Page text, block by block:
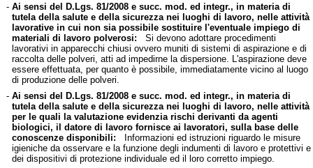
- Ai sensi del D.Lgs. 81/2008 e succ. mod. ed integr., in materia di
tutela della salute e della sicurezza nei luoghi di lavoro, nelle attività
lavorative in cui non sia possibile sostituire l'eventuale impiego di
materiali di lavoro polverosi: Si devono adottare procedimenti
lavorativi in apparecchi chiusi ovvero muniti di sistemi di aspirazione e di
raccolta delle polveri, atti ad impedirne la dispersione. L'aspirazione deve
essere effettuata, per quanto è possibile, immediatamente vicino al luogo
di produzione delle polveri.
- Ai sensi del D.Lgs. 81/2008 e succ. mod. ed integr., in materia di
tutela della salute e della sicurezza nei luoghi di lavoro, nelle attività
per le quali la valutazione evidenzia rischi derivanti da agenti
biologici, il datore di lavoro fornisce ai lavoratori, sulla base delle
conoscenze disponibili: Informazioni ed istruzioni riguardo le misure
igieniche da osservare e la funzione degli indumenti di lavoro e protettivi e
dei dispositivi di protezione individuale ed il loro corretto impiego.